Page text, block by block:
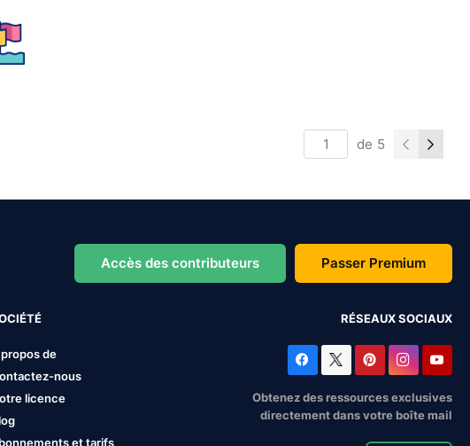
de 5
Accès des contributeurs Passer Premium
de
nous
licence
et tarifs
RÉSEAUX SOCIAUX
Obtenez des ressources exclusives
directement dans votre boîte mail